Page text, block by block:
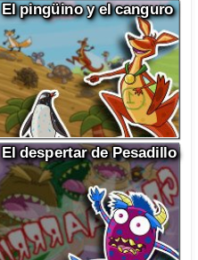
El pingüino y el canguro
El despertar de Pesadillo